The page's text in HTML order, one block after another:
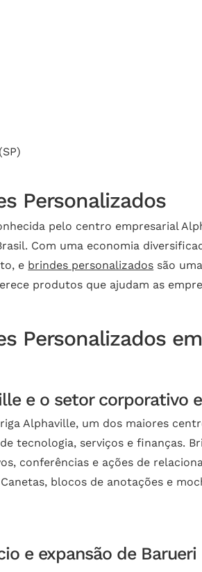
Personalizados
pelo centro empresarial
Com uma economia
e brindes personalizados são
produtos que ajudam as
Personalizados
e o setor corporativo
Alphaville, um dos maiores
tecnologia, serviços e finanças.
conferências e ações de
blocos de anotações e
e expansão de Barueri